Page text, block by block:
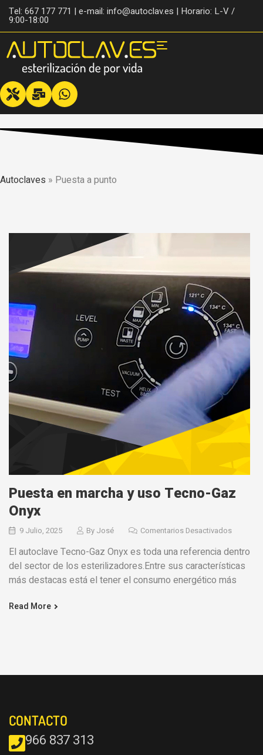
Tel: 667 177 771 | e-mail: info@autoclav.es | Horario: L-V /
9:00-18:00
Autoclaves » Puesta a punto
Puesta en marcha y uso Tecno-Gaz
Onyx
9 Julio, 2025 By José Comentarios Desactivados
El autoclave Tecno-Gaz Onyx es toda una referencia dentro
del sector de los esterilizadores.Entre sus características
más destacas está el tener el consumo energético más
Read More
CONTACTO
966 837 313